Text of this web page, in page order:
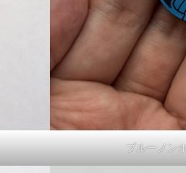
ブルーノン